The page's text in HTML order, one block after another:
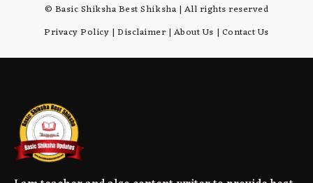
© Basic Shiksha Best Shiksha | All rights reserved
Privacy Policy |Disclaimer | About Us | Contact Us